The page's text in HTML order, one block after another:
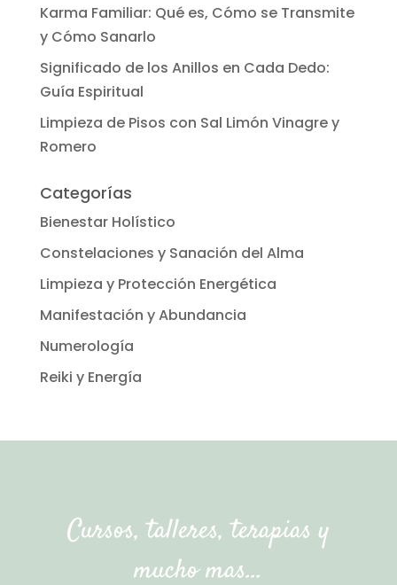
Karma Familiar: Qué es, Cómo se Transmite
y Cómo Sanarlo
Significado de los Anillos en Cada Dedo:
Guía Espiritual
Limpieza de Pisos con Sal Limón Vinagre y
Romero
Categorías
Bienestar Holístico
Constelaciones y Sanación del Alma
Limpieza y Protección Energética
Manifestación y Abundancia
Numerología
Reiki y Energía
Cursos, talleres, terapias y
mucho mas…